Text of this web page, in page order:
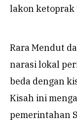
lakon ketoprak
Rara Mendut
narasi lokal
beda dengan
Kisah ini
pemerintahan